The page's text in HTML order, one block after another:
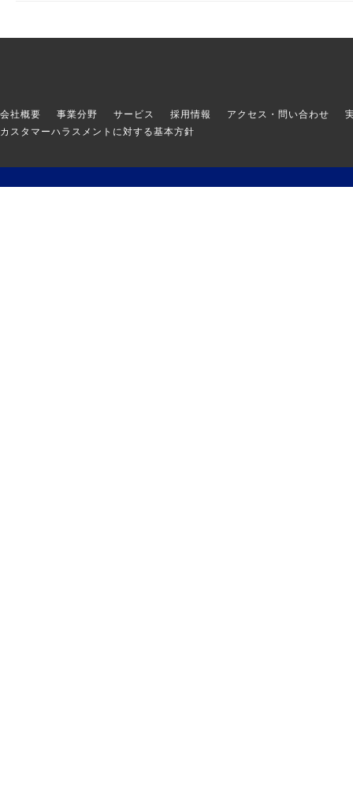
会社概要 事業分野 サービス 採用情報 アクセス・問い合わせ
カスタマーハラスメントに対する基本方針